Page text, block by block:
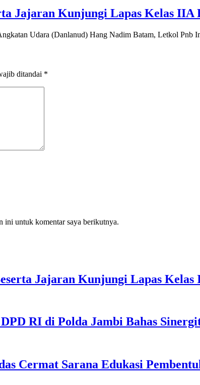
Jajaran Kunjungi Lapas Kelas IIA
Udara (Danlanud) Hang Nadim Batam, Letkol Pnb
ditandai *
ini untuk komentar saya berikutnya.
Jajaran Kunjungi Lapas Kelas
RI di Polda Jambi Bahas
Cermat Sarana Edukasi